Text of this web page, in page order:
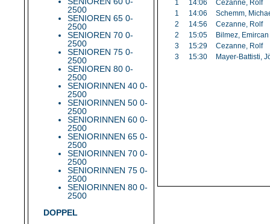
2500
SENIOREN 65 0-
2500
SENIOREN 70 0-
2500
SENIOREN 75 0-
2500
SENIOREN 80 0-
2500
SENIORINNEN 40 0-
2500
SENIORINNEN 50 0-
2500
SENIORINNEN 60 0-
2500
SENIORINNEN 65 0-
2500
SENIORINNEN 70 0-
2500
SENIORINNEN 75 0-
2500
SENIORINNEN 80 0-
2500
DOPPEL
1
14:06
Cezanne, Rolf
1
14:06
Schemm,
2
14:56
Cezanne, Rolf
2
15:05
Bilmez, Emircan
3
15:29
Cezanne, Rolf
3
15:30 Mayer-Battisti,